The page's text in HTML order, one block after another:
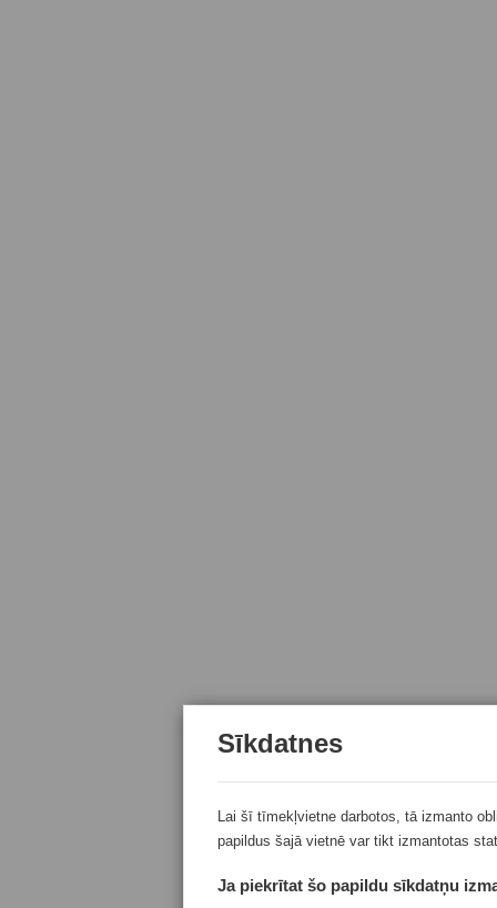
Sīkdatnes
Lai šī tīmekļvietne darbotos, tā izmanto
papildus šajā vietnē var tikt izmantotas
Ja piekrītat šo papildu sīkdatņu